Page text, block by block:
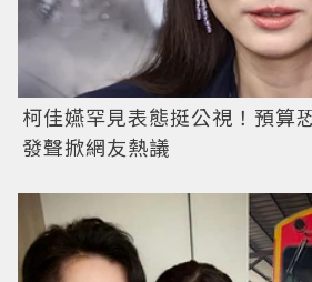
柯佳嬿罕見表態挺公視！預算
發聲掀網友熱議